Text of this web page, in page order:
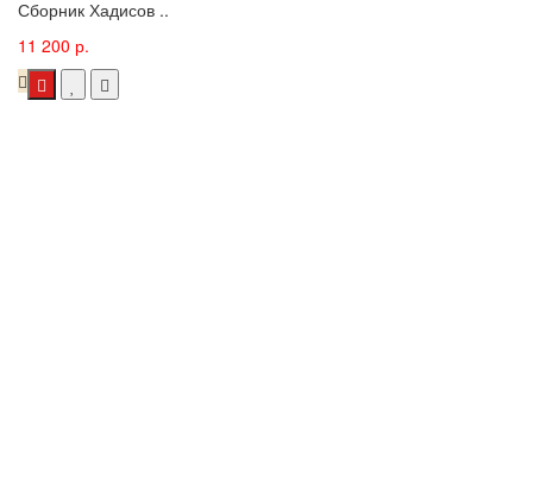
Сборник Хадисов ..
11 200 р.